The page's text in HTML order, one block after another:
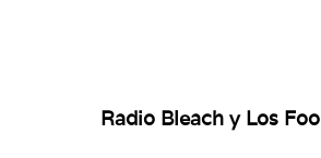
Radio Bleach y Los Foo